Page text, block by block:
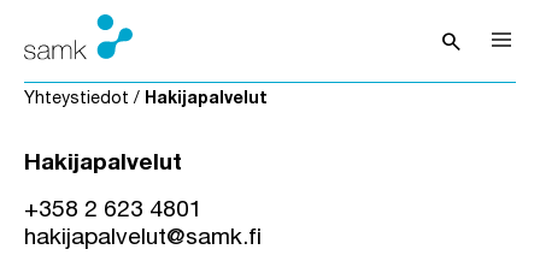
Siirry sisältöön
searchAvaa haku
Yhteystiedot / Hakijapalvelut
Hakijapalvelut
+358 2 623 4801
hakijapalvelut@samk.fi